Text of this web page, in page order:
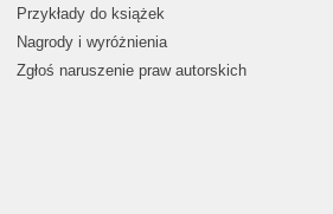
Przykłady do książek
Nagrody i wyróżnienia
Zgłoś naruszenie praw autorskich